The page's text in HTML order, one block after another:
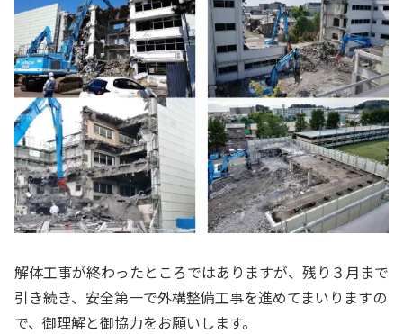
解体工事が終わったところではありますが、残り３月まで
引き続き、安全第一で外構整備工事を進めてまいりますの
で、御理解と御協力をお願いします。